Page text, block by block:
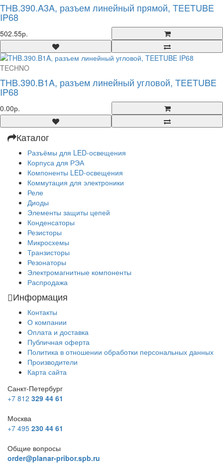
THB.390.A3A, разъем линейный прямой, TEETUBE
IP68
502.55р.
TECHNO
THB.390.B1A, разъем линейный угловой, TEETUBE
IP68
0.00р.
Каталог
Разъёмы для LED-освещения
Корпуса для РЭА
Компоненты LED-освещения
Коммутация для электроники
Реле
Диоды
Элементы защиты цепей
Конденсаторы
Резисторы
Микросхемы
Транзисторы
Резонаторы
Электромагнитные компоненты
Распродажа
Информация
Контакты
О компании
Оплата и доставка
Публичная оферта
Политика в отношении обработки персональных данных
Производители
Карта сайта
Санкт-Петербург
+7 812 329 44 61
Москва
+7 495 230 44 61
Общие вопросы
order@planar-pribor.spb.ru